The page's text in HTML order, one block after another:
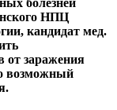
НПЦ
кандидат мед.
от заражения
возможный